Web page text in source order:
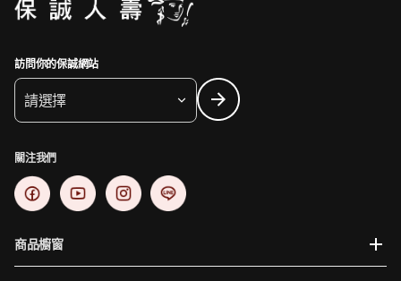
訪問你的保誠網站
請選擇
關注我們
商品櫥窗